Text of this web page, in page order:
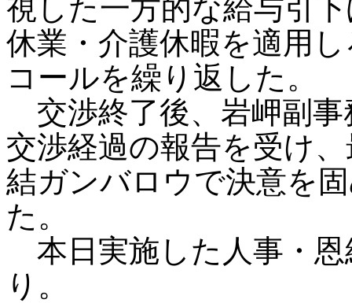
視した一方的な給与引
休業・介護休暇を適用
コールを繰り返した。
交渉終了後、岩岬副事
交渉経過の報告を受け
結ガンバロウで決意を
た。
本日実施した人事・恩
り。